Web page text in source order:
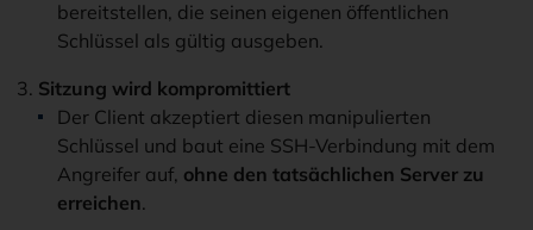
bereitstellen, die seinen eigenen öffentlichen
Schlüssel als gültig ausgeben.
Sitzung wird kompromittiert
Der Client akzeptiert diesen manipulierten
Schlüssel und baut eine SSH-Verbindung mit dem
Angreifer auf, ohne den tatsächlichen Server zu
erreichen.